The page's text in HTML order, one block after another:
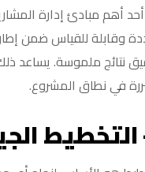
أهم مبادئ إدارة
وقابلة للقياس ضمن
نتائج ملموسة. يساعد
في نطاق المشروع.
التخطيط